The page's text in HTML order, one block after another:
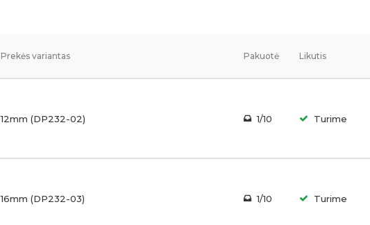
Prekės variantas Pakuotė Likutis
12mm (DP232-02) 1/10 Turime
16mm (DP232-03) 1/10 Turime